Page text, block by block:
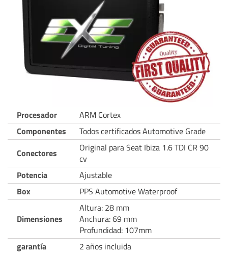
Procesador
ARM Cortex
Componentes
Todos certificados Automotive Grade
Conectores
Original para Seat Ibiza 1.6 TDI CR 90
cv
Potencia
Ajustable
Box
PPS Automotive Waterproof
Dimensiones
Altura: 28 mm
Anchura: 69 mm
Profundidad: 107mm
garantía
2 años incluida